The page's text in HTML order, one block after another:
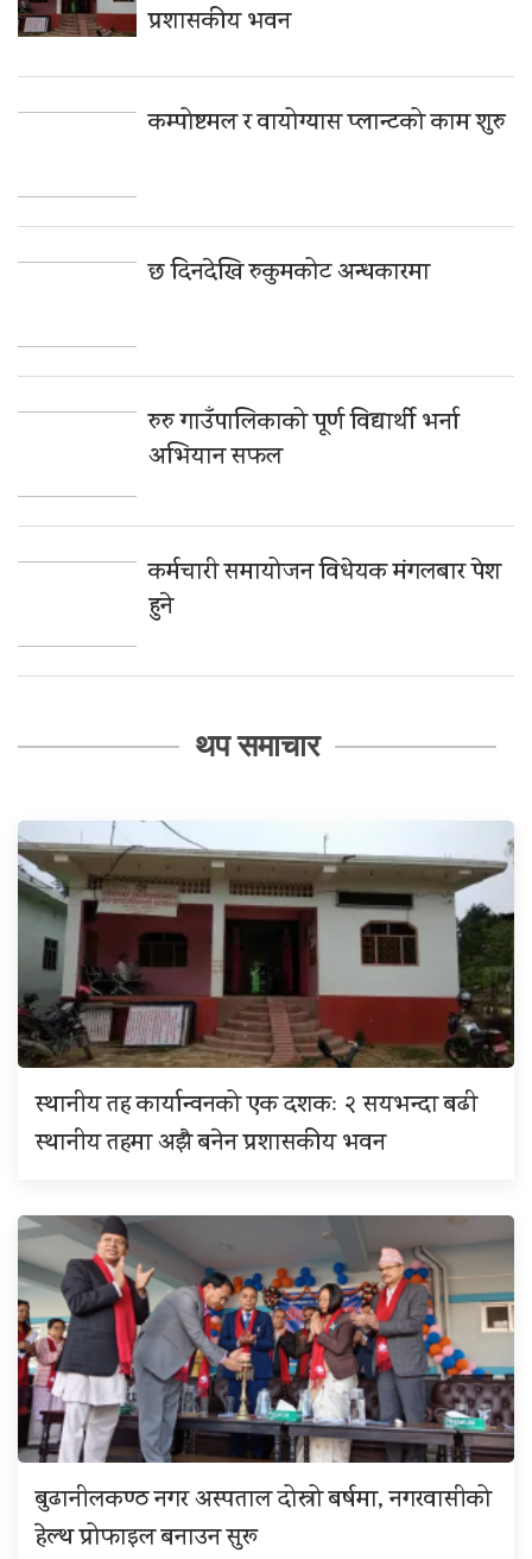
प्रशासकीय भवन
कम्पोष्टमल र वायोग्यास प्लान्टको काम शुरु
छ दिनदेखि रुकुमकोट अन्धकारमा
रुरु गाउँपालिकाको पूर्ण विद्यार्थी भर्ना
अभियान सफल
कर्मचारी समायोजन विधेयक मंगलबार पेश
हुने
थप समाचार
स्थानीय तह कार्यान्वनको एक दशकः २ सयभन्दा बढी
स्थानीय तहमा अझै बनेन प्रशासकीय भवन
बुढानीलकण्ठ नगर अस्पताल दोस्रो बर्षमा, नगरवासीको
हेल्थ प्रोफाइल बनाउन सुरू